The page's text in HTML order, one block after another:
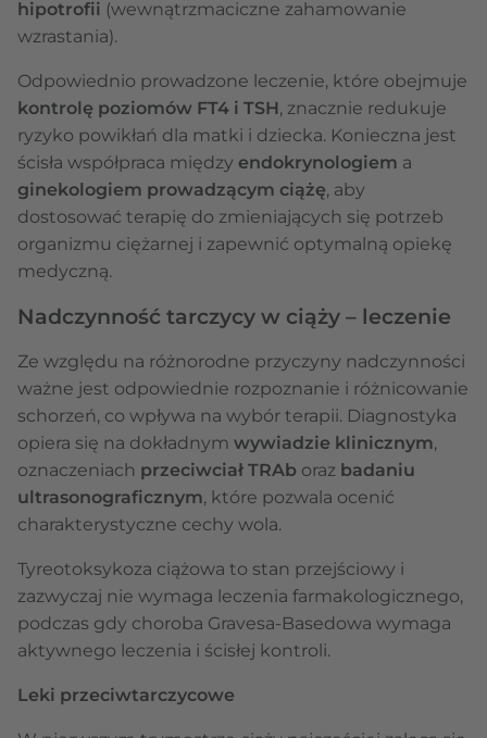
hipotrofii (wewnątrzmaciczne zahamowanie
wzrastania).
Odpowiednio prowadzone leczenie, które obejmuje
kontrolę poziomów FT4 i TSH, znacznie redukuje
ryzyko powikłań dla matki i dziecka. Konieczna jest
ścisła współpraca między endokrynologiem a
ginekologiem prowadzącym ciążę, aby
dostosować terapię do zmieniających się potrzeb
organizmu ciężarnej i zapewnić optymalną opiekę
medyczną.
Nadczynność tarczycy w ciąży – leczenie
Ze względu na różnorodne przyczyny nadczynności
ważne jest odpowiednie rozpoznanie i różnicowanie
schorzeń, co wpływa na wybór terapii. Diagnostyka
opiera się na dokładnym wywiadzie klinicznym,
oznaczeniach przeciwciał TRAb oraz badaniu
ultrasonograficznym, które pozwala ocenić
charakterystyczne cechy wola.
Tyreotoksykoza ciążowa to stan przejściowy i
zazwyczaj nie wymaga leczenia farmakologicznego,
podczas gdy choroba Gravesa-Basedowa wymaga
aktywnego leczenia i ścisłej kontroli.
Leki przeciwtarczycowe